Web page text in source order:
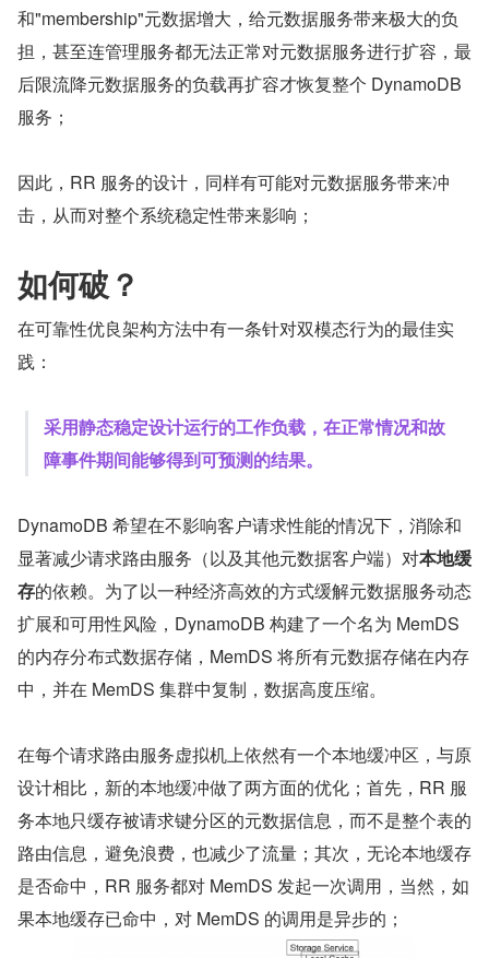
和"membership"元数据增大，给元数据服务带来极大的负
担，甚至连管理服务都无法正常对元数据服务进行扩容，最
后限流降元数据服务的负载再扩容才恢复整个 DynamoDB
服务；
因此，RR 服务的设计，同样有可能对元数据服务带来冲
击，从而对整个系统稳定性带来影响；
如何破？
在可靠性优良架构方法中有一条针对双模态行为的最佳实
践：
采用静态稳定设计运行的工作负载，在正常情况和故
障事件期间能够得到可预测的结果。
DynamoDB 希望在不影响客户请求性能的情况下，消除和
显著减少请求路由服务（以及其他元数据客户端）对本地缓
存的依赖。为了以一种经济高效的方式缓解元数据服务动态
扩展和可用性风险，DynamoDB 构建了一个名为 MemDS
的内存分布式数据存储，MemDS 将所有元数据存储在内存
中，并在 MemDS 集群中复制，数据高度压缩。
在每个请求路由服务虚拟机上依然有一个本地缓冲区，与原
设计相比，新的本地缓冲做了两方面的优化；首先，RR 服
务本地只缓存被请求键分区的元数据信息，而不是整个表的
路由信息，避免浪费，也减少了流量；其次，无论本地缓存
是否命中，RR 服务都对 MemDS 发起一次调用，当然，如
果本地缓存已命中，对 MemDS 的调用是异步的；